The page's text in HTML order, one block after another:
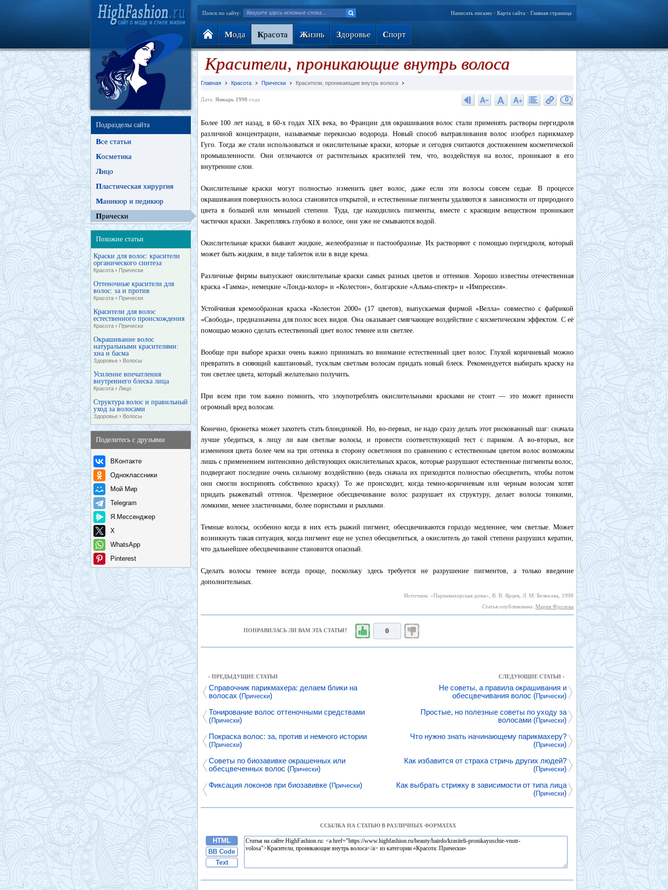
Поиск по сайту: Написать письмо • Карта сайта • Главная страница
Мода Красота Жизнь Здоровье Спорт
Подразделы сайта
Все статьи
Косметика
Лицо
Пластическая хирургия
Маникюр и педикюр
Прически
Похожие статьи
Краски для волос: красители
органического синтеза
Красота › Прически
Оттеночные красители для
волос: за и против
Красота › Прически
Красители для волос
естественного происхождения
Красота › Прически
Окрашивание волос
натуральными красителями:
хна и басма
Здоровье › Волосы
Усиление впечатления
внутреннего блеска лица
Красота › Лицо
Структура волос и правильный
уход за волосами
Здоровье › Волосы
Поделитесь с друзьями
ВКонтакте
Одноклассники
Мой Мир
Telegram
Я.Мессенджер
X
WhatsApp
Pinterest
Красители, проникающие внутрь волоса
Главная Красота Прически Красители, проникающие внутрь волоса
Дата: Январь 1998 года 0
Более 100 лет назад, в 60-х годах XIX века, во Франции для окрашивания волос стали применять растворы пергидроля
различной концентрации, называемые перекисью водорода. Новый способ вытравливания волос изобрел парикмахер
Гуго. Тогда же стали использоваться и окислительные краски, которые и сегодня считаются достижением косметической
промышленности. Они отличаются от растительных красителей тем, что, воздействуя на волос, проникают в его
внутренние слои.
Окислительные краски могут полностью изменить цвет волос, даже если эти волосы совсем седые. В процессе
окрашивания поверхность волоса становится открытой, и естественные пигменты удаляются в зависимости от природного
цвета в большей или меньшей степени. Туда, где находились пигменты, вместе с красящим веществом проникают
частички краски. Закрепляясь глубоко в волосе, они уже не смываются водой.
Окислительные краски бывают жидкие, желеобразные и пастообразные. Их растворяют с помощью пергидроля, который
может быть жидким, в виде таблеток или в виде крема.
Различные фирмы выпускают окислительные краски самых разных цветов и оттенков. Хорошо известны отечественная
краска «Гамма», немецкие «Лонда-колор» и «Колестон», болгарские «Альма-спектр» и «Импрессия».
Устойчивая кремообразная краска «Колестон 2000» (17 цветов), выпускаемая фирмой «Велла» совместно с фабрикой
«Свобода», предназначена для полос всех видов. Она оказывает смягчающее воздействие с косметическим эффектом. С её
помощью можно сделать естественный цвет волос темнее или светлее.
Вообще при выборе краски очень важно принимать во внимание естественный цвет волос. Глухой коричневый можно
превратить в сияющий каштановый, тусклым светлым волосам придать новый блеск. Рекомендуется выбирать краску на
тон светлее цвета, который желательно получить.
При всем при том важно помнить, что злоупотреблять окислительными красками не стоит — это может принести
огромный вред волосам.
Конечно, брюнетка может захотеть стать блондинкой. Но, во-первых, не надо сразу делать этот рискованный шаг: сначала
лучше убедиться, к лицу ли вам светлые волосы, и провести соответствующий тест с париком. А во-вторых, все
изменения цвета более чем на три оттенка в сторону осветления по сравнению с естественным цветом волос возможны
лишь с применением интенсивно действующих окислительных красок, которые разрушают естественные пигменты волос,
подвергают последние очень сильному воздействию (ведь сначала их приходится полностью обесцветить, чтобы потом
они смогли воспринять собственно краску). То же происходит, когда темно-коричневым или черным волосам хотят
придать рыжеватый оттенок. Чрезмерное обесцвечивание волос разрушает их структуру, делает волосы тонкими,
ломкими, менее эластичными, более пористыми и рыхлыми.
Темные волосы, особенно когда в них есть рыжий пигмент, обесцвечиваются гораздо медленнее, чем светлые. Может
возникнуть такая ситуация, когда пигмент еще не успел обесцветиться, а окислитель до такой степени разрушил кератин,
что дальнейшее обесцвечивание становится опасный.
Сделать волосы темнее всегда проще, поскольку здесь требуется не разрушение пигментов, а только введение
дополнительных.
Источник: «Парикмахерская дома», В. В. Ярцев, Л. М. Белюсева, 1998
Статья опубликована: Мария Фролова
ПОНРАВИЛАСЬ ЛИ ВАМ ЭТА СТАТЬЯ? 0
‹ ПРЕДЫДУЩИЕ СТАТЬИ
Справочник парикмахера: делаем блики на
волосах ( Прически)
Тонирование волос оттеночными средствами
( Прически)
Покраска волос: за, против и немного истории
( Прически)
Советы по биозавивке окрашенных или
обесцвеченных волос ( Прически)
Фиксация локонов при биозавивке ( Прически)
СЛЕДУЮЩИЕ СТАТЬИ ›
Не советы, а правила окрашивания и
обесцвечивания волос ( Прически)
Простые, но полезные советы по уходу за
волосами ( Прически)
Что нужно знать начинающему парикмахеру?
( Прически)
Как избавится от страха стричь других людей?
( Прически)
Как выбрать стрижку в зависимости от типа лица
( Прически)
ССЫЛКА НА СТАТЬЮ В РАЗЛИЧНЫХ ФОРМАТАХ
HTML
BB Code
Text